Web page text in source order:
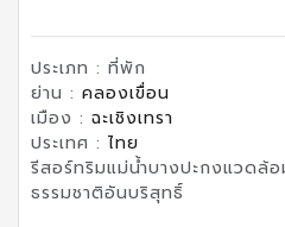
ประเภท : ที่พัก
ย่าน : คลองเขื่อน
เมือง : ฉะเชิงเทรา
ประเทศ : ไทย
รีสอร์ทริมแม่น้ำบางปะกงแวดล้
ธรรมชาติอันบริสุทธิ์